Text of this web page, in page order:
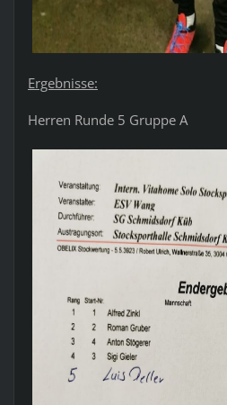
Ergebnisse:
Herren Runde 5 Gruppe A